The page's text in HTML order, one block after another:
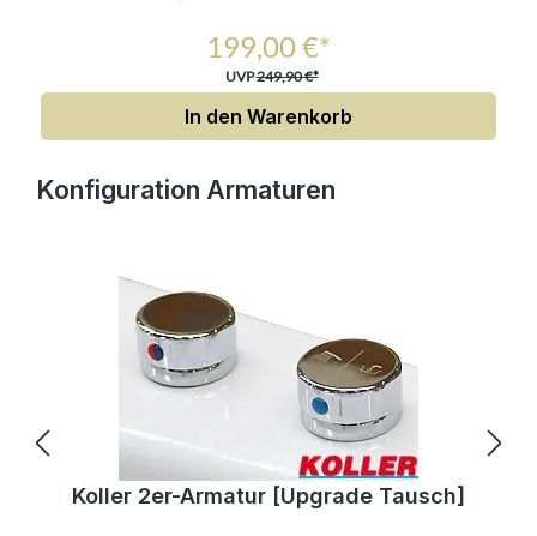
199,00 €*
UVP249,90 €*
In den Warenkorb
Produktgalerie überspringen
Konfiguration Armaturen
Koller 2er-Armatur [Upgrade Tausch]